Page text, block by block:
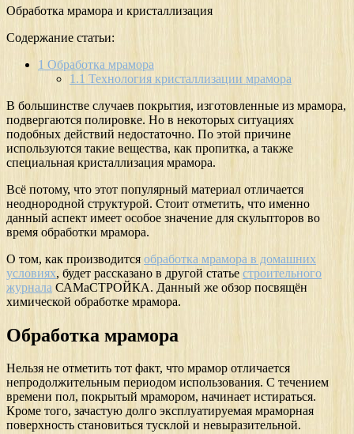
Обработка мрамора и кристаллизация
Содержание статьи:
1 Обработка мрамора
1.1 Технология кристаллизации мрамора
В большинстве случаев покрытия, изготовленные из мрамора,
подвергаются полировке. Но в некоторых ситуациях
подобных действий недостаточно. По этой причине
используются такие вещества, как пропитка, а также
специальная кристаллизация мрамора.
Всё потому, что этот популярный материал отличается
неоднородной структурой. Стоит отметить, что именно
данный аспект имеет особое значение для скульпторов во
время обработки мрамора.
О том, как производится обработка мрамора в домашних
условиях, будет рассказано в другой статье строительного
журнала САМаСТРОЙКА. Данный же обзор посвящён
химической обработке мрамора.
Обработка мрамора
Нельзя не отметить тот факт, что мрамор отличается
непродолжительным периодом использования. С течением
времени пол, покрытый мрамором, начинает истираться.
Кроме того, зачастую долго эксплуатируемая мраморная
поверхность становиться тусклой и невыразительной.